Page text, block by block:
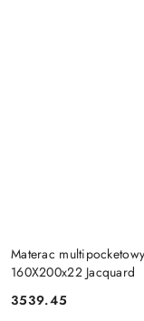
Materac
160X200x22 Jacquard
Cena:
3539.45